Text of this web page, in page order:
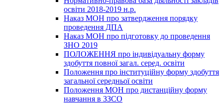
освіти 2018-2019 н.р.
Наказ МОН про затвердження порядку
проведення ДПА
Наказ МОН про підготовку до проведення
ЗНО 2019
ПОЛОЖЕННЯ про індивідуальну форму
здобуття повної загал. серед. освіти
Положення про інституційну форму здобуття
загальної середньої освіти
Положення МОН про дистанційну форму
навчання в ЗЗСО